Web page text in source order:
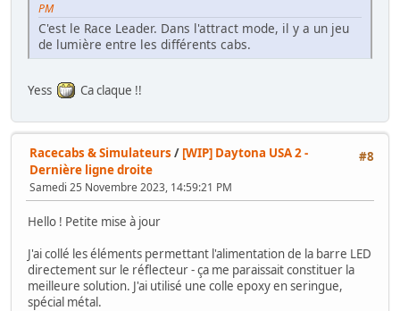
PM
C'est le Race Leader. Dans l'attract mode, il y a un jeu
de lumière entre les différents cabs.
Yess Ca claque !!
#8
Racecabs & Simulateurs / [WIP] Daytona USA 2 -
Dernière ligne droite
Samedi 25 Novembre 2023, 14:59:21 PM
Hello ! Petite mise à jour
J'ai collé les éléments permettant l'alimentation de la barre LED
directement sur le réflecteur - ça me paraissait constituer la
meilleure solution. J'ai utilisé une colle epoxy en seringue,
spécial métal.